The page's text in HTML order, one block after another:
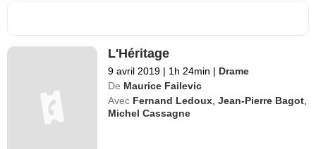
L'Héritage
9 avril 2019 | 1h 24min | Drame
De Maurice Failevic
Avec Fernand Ledoux ,Jean-Pierre Bagot
Michel Cassagne